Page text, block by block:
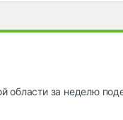
области за неделю